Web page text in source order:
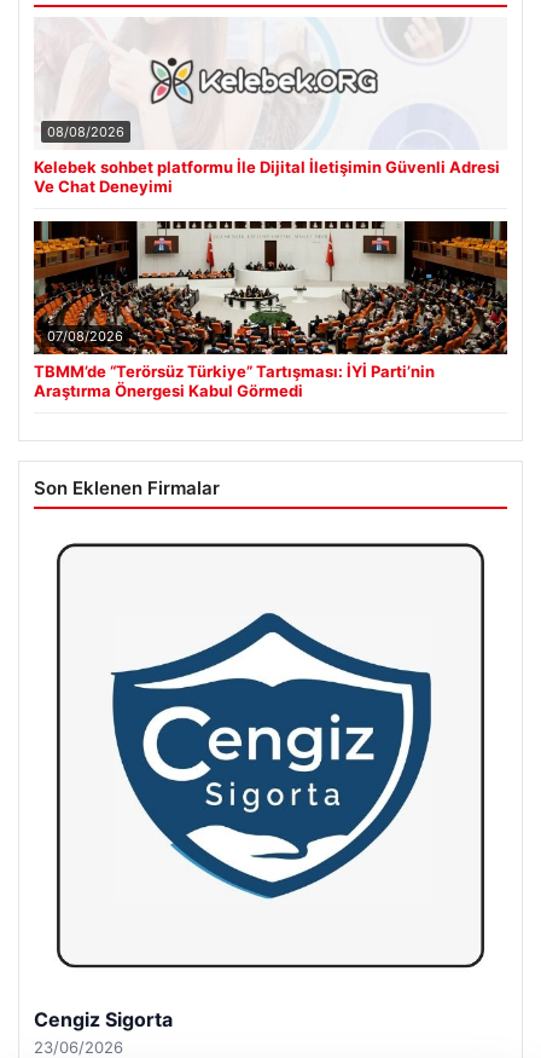
08/08/2026
Kelebek sohbet platformu İle Dijital İletişimin Güvenli Adresi
Ve Chat Deneyimi
07/08/2026
TBMM’de “Terörsüz Türkiye” Tartışması: İYİ Parti’nin
Araştırma Önergesi Kabul Görmedi
Son Eklenen Firmalar
Hastaş Beton
26/05/2026